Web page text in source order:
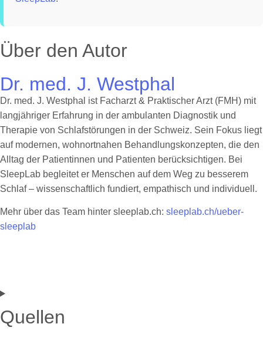
Über den Autor
Dr. med. J. Westphal
Dr. med. J. Westphal ist Facharzt & Praktischer Arzt (FMH) mit
langjähriger Erfahrung in der ambulanten Diagnostik und
Therapie von Schlafstörungen in der Schweiz. Sein Fokus liegt
auf modernen, wohnortnahen Behandlungskonzepten, die den
Alltag der Patientinnen und Patienten berücksichtigen. Bei
SleepLab begleitet er Menschen auf dem Weg zu besserem
Schlaf – wissenschaftlich fundiert, empathisch und individuell.
Mehr über das Team hinter sleeplab.ch: sleeplab.ch/ueber-
sleeplab
Quellen